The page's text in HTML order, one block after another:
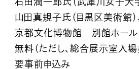
山田真規子氏（目黒区美術館）
京都文化博物館 別館ホール
無料（ただし、総合展示室入
要事前申込み